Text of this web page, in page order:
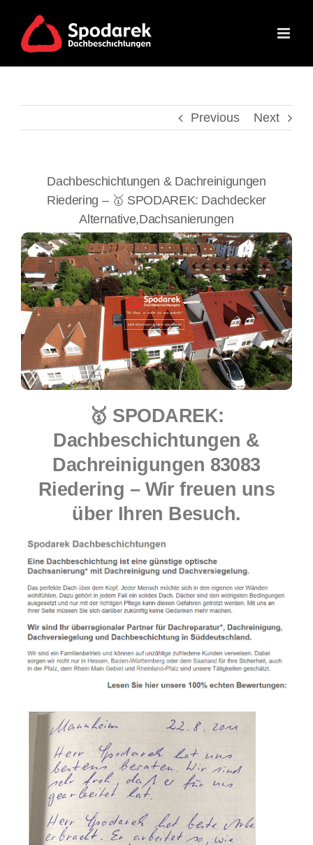
content
Previous Next
Dachbeschichtungen & Dachreinigungen
Riedering – 🥇 SPODAREK: Dachdecker
Alternative,Dachsanierungen
🥇 SPODAREK:
Dachbeschichtungen &
Dachreinigungen 83083
Riedering – Wir freuen uns
über Ihren Besuch.